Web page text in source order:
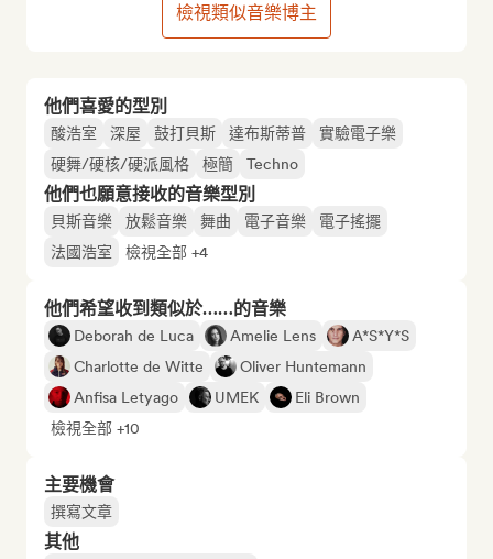
他們喜愛的型別
酸浩室 深屋 鼓打貝斯 達布斯蒂普
實驗電子樂
硬舞/硬核/硬派風格
極簡 Techno
他們也願意接收的音樂型別
貝斯音樂 放鬆音樂 舞曲 電子音樂
電子搖擺
法國浩室
檢視全部 +4
他們希望收到類似於……的音樂
Deborah de Luca Amelie Lens
A*S*Y*S
Charlotte de Witte
Oliver Huntemann
Anfisa Letyago
UMEK
Eli Brown
檢視全部 +10
主要機會
撰寫文章
其他
檢視類似音樂博主